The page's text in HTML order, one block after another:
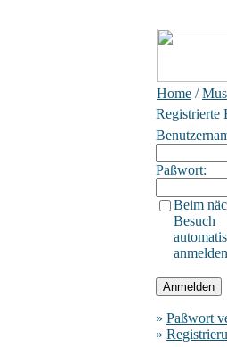
Home /
Registrierte
Paßwort:
Beim
Besuch
» Paßwort
»